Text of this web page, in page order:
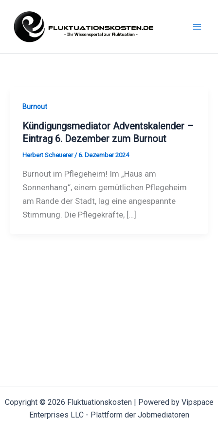
Inhalt
springen
Burnout
Kündigungsmediator Adventskalender –
Eintrag 6. Dezember zum Burnout
Herbert Scheuerer /6. Dezember 2024
Burnout im Pflegeheim! Im „Haus am
Sonnenhang“, einem gemütlichen Pflegeheim
am Rande der Stadt, lag eine angespannte
Stimmung. Die Pflegekräfte, […]
Copyright © 2026 Fluktuationskosten | Powered by Vipspace
Enterprises LLC - Plattform der Jobmediatoren